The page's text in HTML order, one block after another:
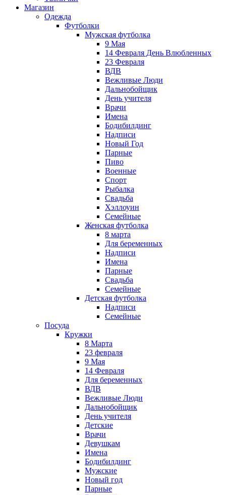
Магазин
Одежда
Футболки
Мужская футболка
9 Мая
14 Февраля День Влюбленных
23 Февраля
ВДВ
Вежливые Люди
Дальнобойщик
День учителя
Врачи
Имена
Бодибилдинг
Надписи
Новый Год
Парные
Пиво
Военные
Спорт
Рыбалка
Свадьба
Хэллоуин
Семейные
Женская футболка
8 марта
Для беременных
Надписи
Имена
Парные
Свадьба
Семейные
Детская футболка
Надписи
Семейные
Посуда
Кружки
8 Марта
23 февраля
9 Мая
14 Февраля
Для беременных
ВДВ
Вежливые Люди
Дальнобойщик
День учителя
Детские
Врачи
Девушкам
Имена
Бодибилдинг
Мужские
Новый год
Парные